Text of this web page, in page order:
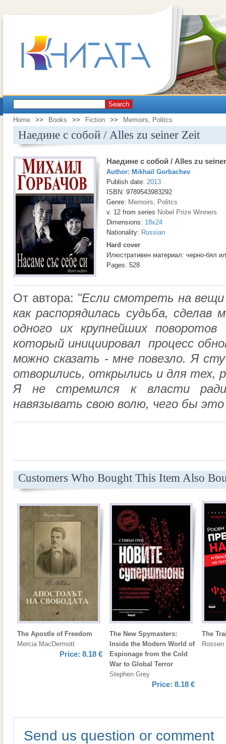
Search
Home >> Books >> Fiction >> Memoirs, Politcs
Наедине с собой / Alles zu seiner Zeit
Наедине с собой / Alles zu
Author: Mikhail Gorbachev
Publish date: 2013
ISBN: 9789543983292
Genre: Memoirs, Politcs
v. 12 from series Nobel Prize Winners
Dimensions: 18x24
Nationality: Russian
Hard cover
Илюстративен материал: черно-бял
Pages: 528
От автора: "Если смотреть на
как распорядилась судьба, сделав
одного их крупнейших
который инициировал процесс
можно сказать - мне повезло. Я
отворились, открылись и для тех,
Я не стремился к власти
навязывать свою волю, чего бы
Customers Who Bought This Item Also
The Apostle of Freedom
Mercia MacDermott
Price: 8.18 €
The New Spymasters:
Inside the Modern World of
Espionage from the Cold
War to Global Terror
Stephen Grey
Price: 8.18 €
The
Send us question or comment